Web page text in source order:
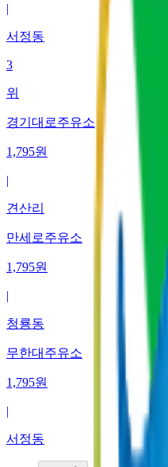
|
서정동
3
위
경기대로주유소
1,795원
|
견산리
만세로주유소
1,795원
|
청룡동
무한대주유소
1,795원
|
서정동